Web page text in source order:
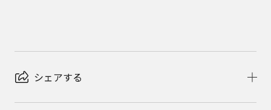
シェアする